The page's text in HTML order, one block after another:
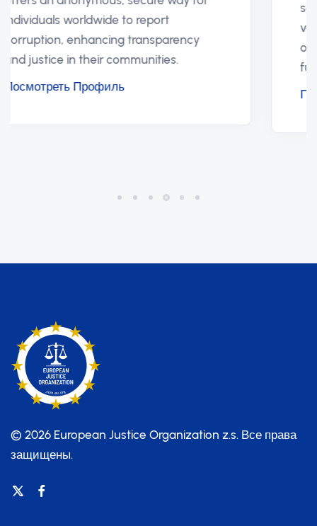
schopen bez asistence státu, lobbistů,
velkých obchodních korporací,
oligarchů, organizovaných mafií
fungovat ve veřejném zájmu občana.
Посмотреть Профиль
© 2026 European Justice Organization z.s. Все права
защищены.